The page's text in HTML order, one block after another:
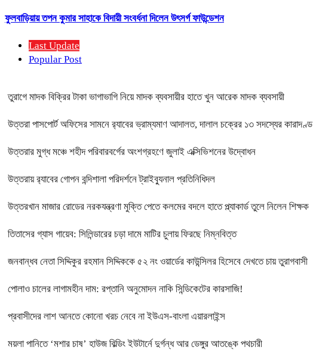
ফুলবাড়িয়ায় তপন কুমার সাহাকে বিদায়ী সংবর্ধনা দিলেন উৎসর্গ ফাউন্ডেশন
Last Update
Popular Post
তুরাগে মাদক বিক্রির টাকা ভাগাভাগি নিয়ে মাদক ব্যবসায়ীর হাতে খুন আরেক মাদক ব্যবসায়ী
উত্তরা পাসপোর্ট অফিসের সামনে র‍্যাবের ভ্রাম্যমাণ আদালত, দালাল চক্রের ১৩ সদস্যের কারাদণ্ড
উত্তরার মুগ্ধ মঞ্চে শহীদ পরিবারবর্গের অংশগ্রহণে জুলাই এক্সিভিশনের উদ্বোধন
উত্তরায় র‍্যাবের গোপন বন্দিশালা পরিদর্শনে ট্রাইব্যুনাল প্রতিনিধিদল
উত্তরখান মাজার রোডের নরকযন্ত্রণা মুক্তি পেতে কলমের বদলে হাতে প্ল্যাকার্ড তুলে নিলেন শিক্ষক
তিতাসের গ্যাস গায়েব: সিলিন্ডারের চড়া দামে মাটির চুলায় ফিরছে নিম্নবিত্ত
জনবান্ধব নেতা সিদ্দিকুর রহমান সিদ্দিককে ৫২ নং ওয়ার্ডের কাউন্সিলর হিসেবে দেখতে চায় তুরাগবাসী
পোলাও চালের লাগামহীন দাম: রপ্তানি অনুমোদন নাকি সিন্ডিকেটের কারসাজি!
প্রবাসীদের লাশ আনতে কোনো খরচ নেবে না ইউএস-বাংলা এয়ারলাইন্স
ময়লা পানিতে ‘মশার চাষ’ হাউজ বিল্ডিং ইউটার্নে দুর্গন্ধ আর ডেঙ্গুর আতঙ্কে পথচারী